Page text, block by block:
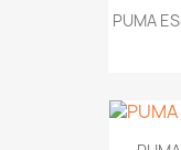
PUMA